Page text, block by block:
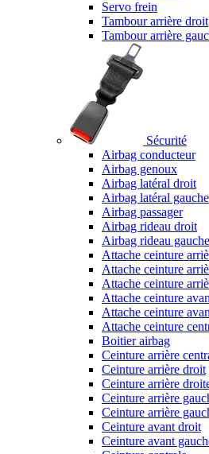
Servo frein
Tambour arrière droit
Tambour arrière
Sécurité
Airbag conducteur
Airbag genoux
Airbag latéral droit
Airbag latéral gauche
Airbag passager
Airbag rideau droit
Airbag rideau gauche
Attache ceinture
Attache ceinture
Attache ceinture
Attache ceinture
Attache ceinture
Attache ceinture
Boitier airbag
Ceinture arrière
Ceinture arrière droit
Ceinture arrière
Ceinture arrière
Ceinture arrière
Ceinture avant droit
Ceinture avant